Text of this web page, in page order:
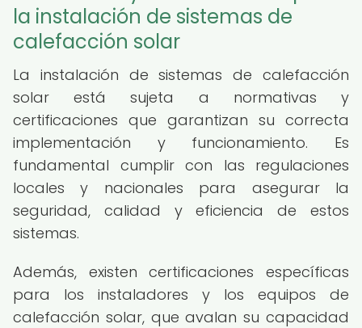
la instalación de sistemas de
calefacción solar
La instalación de sistemas de calefacción
solar está sujeta a normativas y
certificaciones que garantizan su correcta
implementación y funcionamiento. Es
fundamental cumplir con las regulaciones
locales y nacionales para asegurar la
seguridad, calidad y eficiencia de estos
sistemas.
Además, existen certificaciones específicas
para los instaladores y los equipos de
calefacción solar, que avalan su capacidad